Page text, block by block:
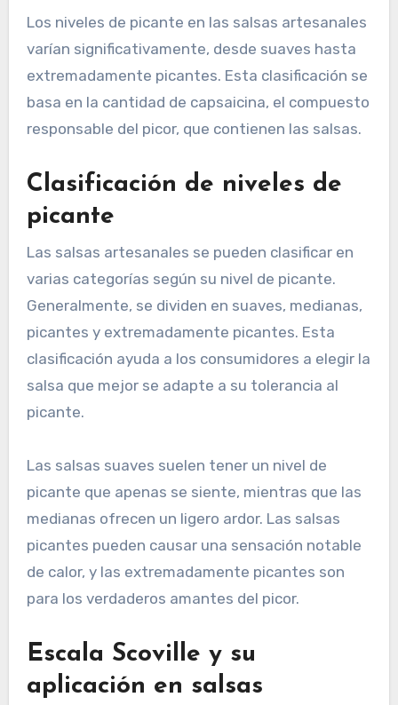
Los niveles de picante en las salsas artesanales
varían significativamente, desde suaves hasta
extremadamente picantes. Esta clasificación se
basa en la cantidad de capsaicina, el compuesto
responsable del picor, que contienen las salsas.
Clasificación de niveles de
picante
Las salsas artesanales se pueden clasificar en
varias categorías según su nivel de picante.
Generalmente, se dividen en suaves, medianas,
picantes y extremadamente picantes. Esta
clasificación ayuda a los consumidores a elegir la
salsa que mejor se adapte a su tolerancia al
picante.
Las salsas suaves suelen tener un nivel de
picante que apenas se siente, mientras que las
medianas ofrecen un ligero ardor. Las salsas
picantes pueden causar una sensación notable
de calor, y las extremadamente picantes son
para los verdaderos amantes del picor.
Escala Scoville y su
aplicación en salsas